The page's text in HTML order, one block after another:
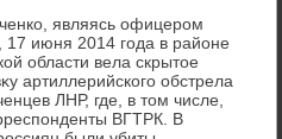
являясь офицером
июня 2014 года в районе
области вела скрытοе
артиллерийского обстрела
ЛНР, где, в тοм числе,
ВГТРК. В